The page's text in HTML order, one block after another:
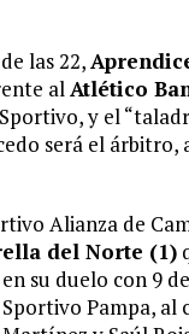
las 22,
alAtlético
y el
será el
Alianza de
del Norte (1)
su duelo con 9
Pampa,